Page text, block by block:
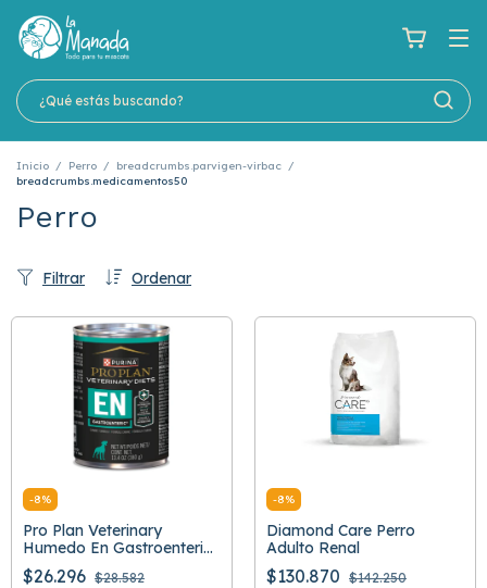
Inicio / Perro / breadcrumbs.parvigen-virbac /
breadcrumbs.medicamentos50
Perro
Ordenar
Filtrar
-8%
Pro Plan Veterinary
Humedo En Gastroenteric
379 Gr
$26.296 $28.582
-8%
Diamond Care Perro
Adulto Renal
$130.870 $142.250